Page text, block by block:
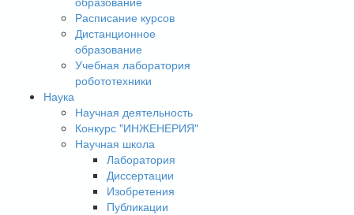
Расписание курсов
Дистанционное
образование
Учебная лаборатория
робототехники
Наука
Научная деятельность
Конкурс "ИНЖЕНЕРИЯ"
Научная школа
Лаборатория
Диссертации
Изобретения
Публикации